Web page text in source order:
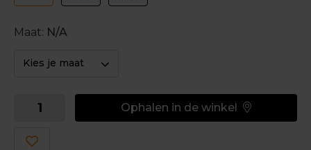
Hoe onderhoud je een soft flask?
is hem te vullen met water en zeep. Schud er goed
Hydrapak Cleaning Kitaan: een borsteltje waarmee
je dieper in de soft flask geraakt om alle residu weg te
Maat: N/A
Kies je maat
Ophalen in de winkel